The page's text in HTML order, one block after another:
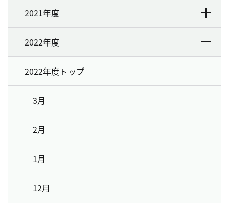
2021年度
2022年度
2022年度トップ
3月
2月
1月
12月